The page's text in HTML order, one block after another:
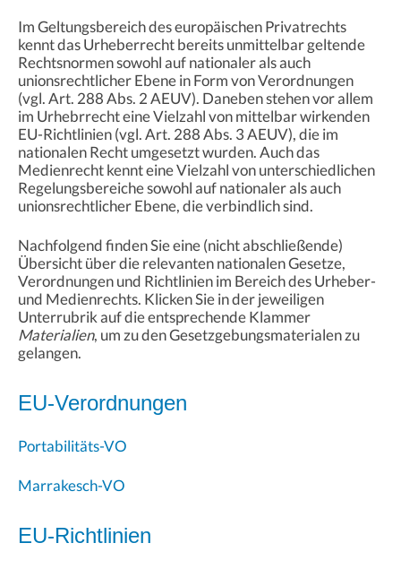
Im Geltungsbereich des europäischen Privatrechts
kennt das Urheberrecht bereits unmittelbar geltende
Rechtsnormen sowohl auf nationaler als auch
unionsrechtlicher Ebene in Form von Verordnungen
(vgl. Art. 288 Abs. 2 AEUV). Daneben stehen vor allem
im Urhebrrecht eine Vielzahl von mittelbar wirkenden
EU-Richtlinien (vgl. Art. 288 Abs. 3 AEUV), die im
nationalen Recht umgesetzt wurden. Auch das
Medienrecht kennt eine Vielzahl von unterschiedlichen
Regelungsbereiche sowohl auf nationaler als auch
unionsrechtlicher Ebene, die verbindlich sind.
Nachfolgend finden Sie eine (nicht abschließende)
Übersicht über die relevanten nationalen Gesetze,
Verordnungen und Richtlinien im Bereich des Urheber-
und Medienrechts. Klicken Sie in der jeweiligen
Unterrubrik auf die entsprechende Klammer
Materialien, um zu den Gesetzgebungsmaterialen zu
gelangen.
EU-Verordnungen
Portabilitäts-VO
Marrakesch-VO
EU-Richtlinien